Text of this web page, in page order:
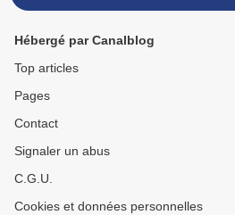
Hébergé par Canalblog
Top articles
Pages
Contact
Signaler un abus
C.G.U.
Cookies et données personnelles